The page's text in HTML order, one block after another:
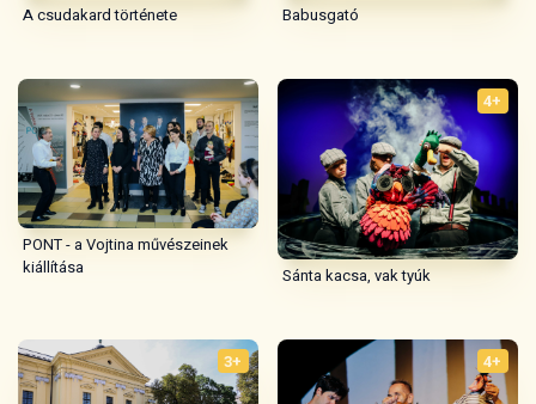
A csudakard története Babusgató
PONT - a Vojtina művészeinek
kiállítása
4+
Sánta kacsa, vak tyúk
3+ 4+